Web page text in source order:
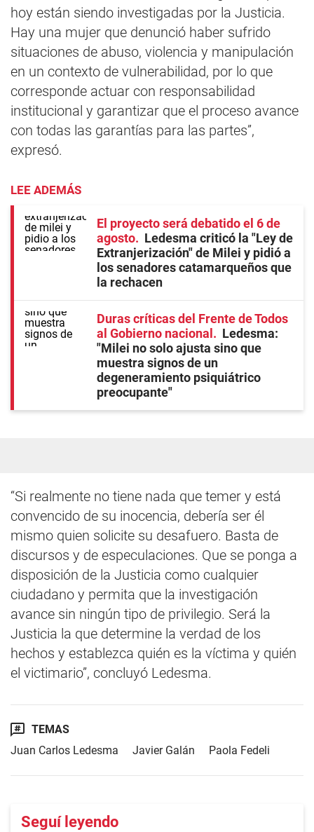
hoy están siendo investigadas por la Justicia.
Hay una mujer que denunció haber sufrido
situaciones de abuso, violencia y manipulación
en un contexto de vulnerabilidad, por lo que
corresponde actuar con responsabilidad
institucional y garantizar que el proceso avance
con todas las garantías para las partes”,
expresó.
LEE ADEMÁS
El proyecto será debatido el 6 de
agosto
Ledesma criticó la "Ley de
Extranjerización" de Milei y pidió a
los senadores catamarqueños que
la rechacen
Duras críticas del Frente de Todos
al Gobierno nacional
Ledesma:
"Milei no solo ajusta sino que
muestra signos de un
degeneramiento psiquiátrico
preocupante"
“Si realmente no tiene nada que temer y está
convencido de su inocencia, debería ser él
mismo quien solicite su desafuero. Basta de
discursos y de especulaciones. Que se ponga a
disposición de la Justicia como cualquier
ciudadano y permita que la investigación
avance sin ningún tipo de privilegio. Será la
Justicia la que determine la verdad de los
hechos y establezca quién es la víctima y quién
el victimario”, concluyó Ledesma.
TEMAS
Juan Carlos Ledesma
Javier Galán Paola Fedeli
Seguí leyendo